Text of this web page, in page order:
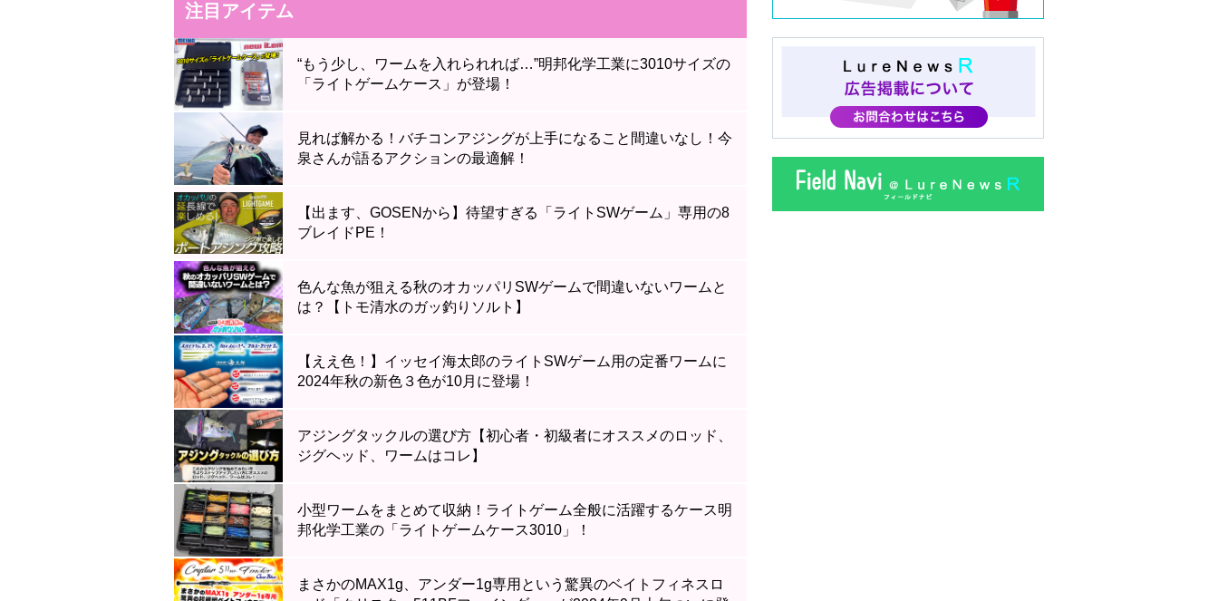
注目アイテム
“もう少し、ワームを入れられれば…”明邦化学工業に3010サイズの
「ライトゲームケース」が登場！
見れば解かる！バチコンアジングが上手になること間違いなし！今
泉さんが語るアクションの最適解！
【出ます、GOSENから】待望すぎる「ライトSWゲーム」専用の8
ブレイドPE！
色んな魚が狙える秋のオカッパリSWゲームで間違いないワームと
は？【トモ清水のガッ釣りソルト】
【ええ色！】イッセイ海太郎のライトSWゲーム用の定番ワームに
2024年秋の新色３色が10月に登場！
アジングタックルの選び方【初心者・初級者にオススメのロッド、
ジグヘッド、ワームはコレ】
小型ワームをまとめて収納！ライトゲーム全般に活躍するケース明
邦化学工業の「ライトゲームケース3010」！
まさかのMAX1g、アンダー1g専用という驚異のベイトフィネスロ